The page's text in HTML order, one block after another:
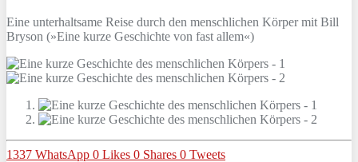
Eine unterhaltsame Reise durch den menschlichen Körper mit Bill
Bryson (»Eine kurze Geschichte von fast allem«)
1337 WhatsApp 0 Likes 0 Shares 0 Tweets